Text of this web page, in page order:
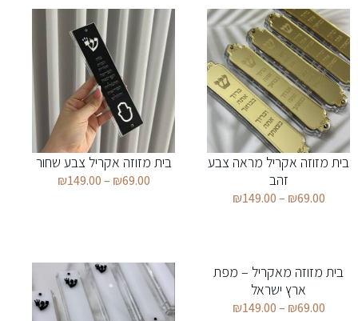
בית מזוזה אקריל מראה צבע
זהב
₪69.00
–
₪149.00
בית מזוזה אקריל צבע שחור
₪69.00
–
₪149.00
בית מזוזה מאקריל – מפת
ארץ ישראל
₪69.00
–
₪149.00